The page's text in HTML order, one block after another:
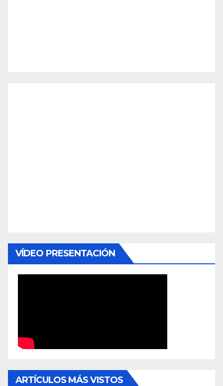
VÍDEO PRESENTACIÓN
ARTÍCULOS MÁS VISTOS